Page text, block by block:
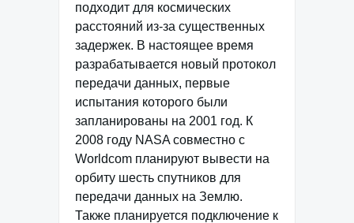
подходит для космических
расстояний из-за существенных
задержек. В настоящее время
разрабатывается новый протокол
передачи данных, первые
испытания которого были
запланированы на 2001 год. К
2008 году NASA совместно с
Worldcom планируют вывести на
орбиту шесть спутников для
передачи данных на Землю.
Также планируется подключение к